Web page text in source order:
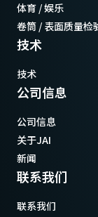
体育 / 娱乐
卷筒 / 表面质量检
技术
技术
公司信息
公司信息
关于JAI
新闻
联系我们
联系我们